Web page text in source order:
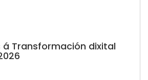
á Transformación dixital